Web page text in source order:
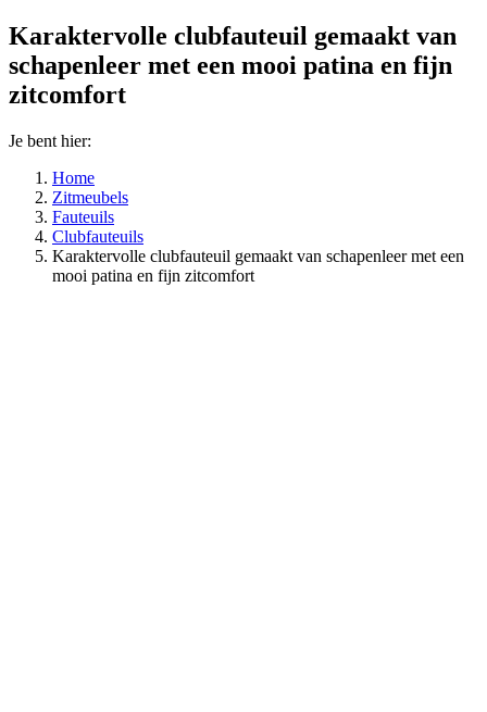
Karaktervolle clubfauteuil gemaakt van
schapenleer met een mooi patina en fijn
zitcomfort
Je bent hier:
Home
Zitmeubels
Fauteuils
Clubfauteuils
Karaktervolle clubfauteuil gemaakt van schapenleer met een
mooi patina en fijn zitcomfort